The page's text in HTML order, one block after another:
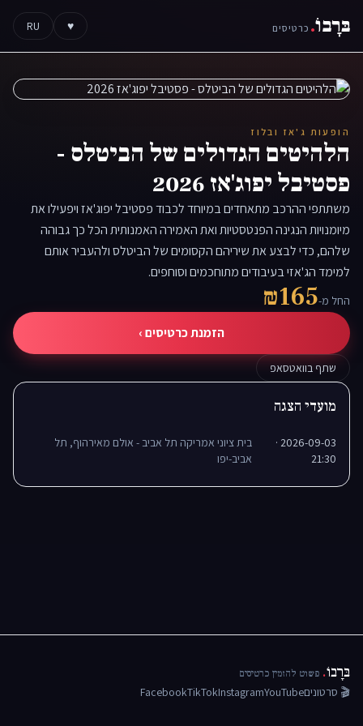
בּרָבוֹ. כרטיסים ♥
RU
הופעות ג'אז ובלוז
הלהיטים הגדולים של הביטלס -
פסטיבל יפוג'אז 2026
משתתפי ההרכב מתאחדים במיוחד לכבוד פסטיבל יפוג'אז ויפעילו את
מיומנויות הנגינה הפנטסטיות ואת האמירה האמנותית הכל כך גבוהה
שלהם, כדי לבצע את שיריהם הקסומים של הביטלס ולהעביר אותם
למימד הג'אזי בעיבודים מתוחכמים וסוחפים.
החל מ-₪165
הזמנת כרטיסים ›
שתף בוואטסאפ
מועדי הצגה
2026-09-03 ·
21:30
בית ציוני אמריקה תל אביב - אולם מאירהוף, תל
אביב-יפו
בּרָבוֹ. פשוט להזמין כרטיסים
🎬 סרטוניםYouTube
Instagram
TikTok
Facebook